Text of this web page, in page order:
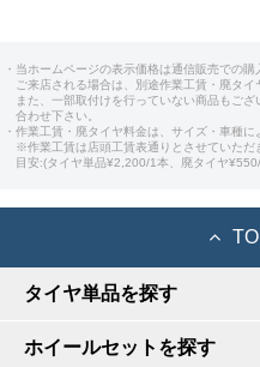
・当ホームページの表示価格は通信販売での購
ご来店される場合は、別途作業工賃・廃タイ
また、一部取付けを行っていない商品もご
合わせ下さい。
・作業工賃・廃タイヤ料金は、サイズ・車種に
※作業工賃は店頭工賃表通りとさせていただ
目安:(タイヤ単品¥2,200/1本、廃タイヤ
タイヤ単品を探す
ホイールセットを探す